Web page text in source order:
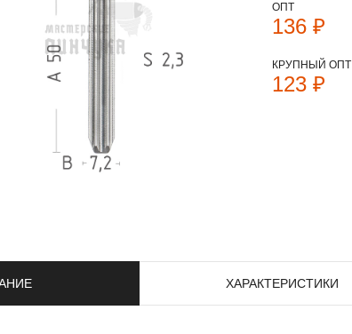
ОПТ
136 ₽
КРУПНЫЙ ОПТ
123 ₽
ХАРАКТЕРИСТИКИ